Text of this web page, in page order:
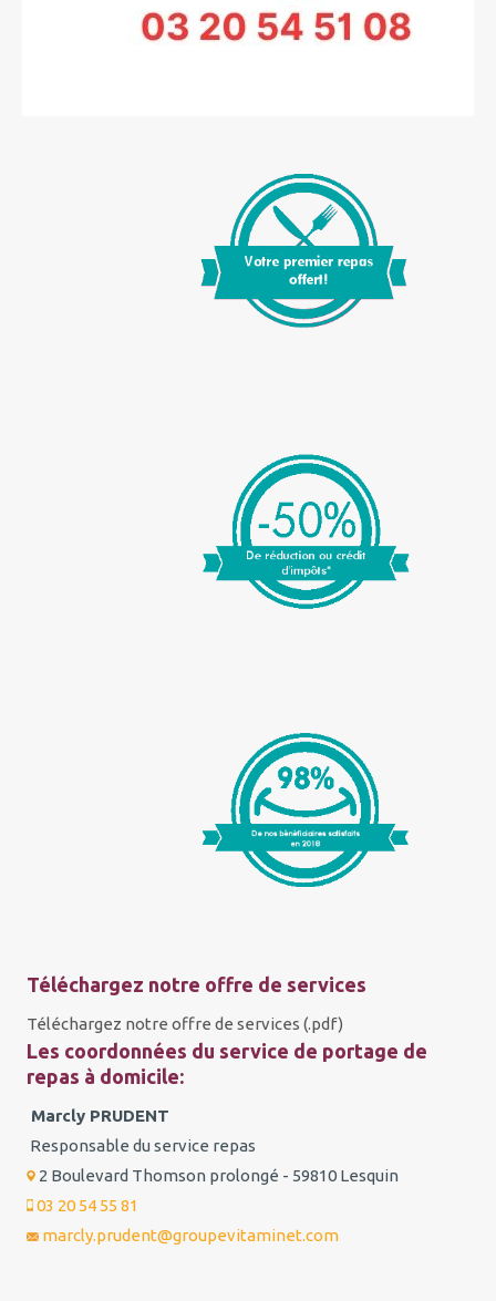
Téléchargez notre offre de services
Téléchargez notre offre de services (.pdf)
Les coordonnées du service de portage de
repas à domicile:
Marcly PRUDENT
Responsable du service repas
2 Boulevard Thomson prolongé - 59810 Lesquin
03 20 54 55 81
marcly.prudent@groupevitaminet.com